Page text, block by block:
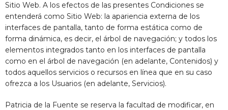
Sitio Web. A los efectos de las presentes Condiciones se
entenderá como Sitio Web: la apariencia externa de los
interfaces de pantalla, tanto de forma estática como de
forma dinámica, es decir, el árbol de navegación; y todos los
elementos integrados tanto en los interfaces de pantalla
como en el árbol de navegación (en adelante, Contenidos) y
todos aquellos servicios o recursos en línea que en su caso
ofrezca a los Usuarios (en adelante, Servicios).
Patricia de la Fuente se reserva la facultad de modificar, en